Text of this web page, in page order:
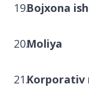
Bojxona
Moliya
Korporativ